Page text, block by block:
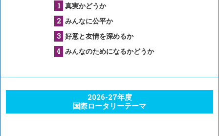
真実かどうか
みんなに公平か
好意と友情を深めるか
みんなのためになるかどうか
2026-27年度
国際ロータリーテーマ